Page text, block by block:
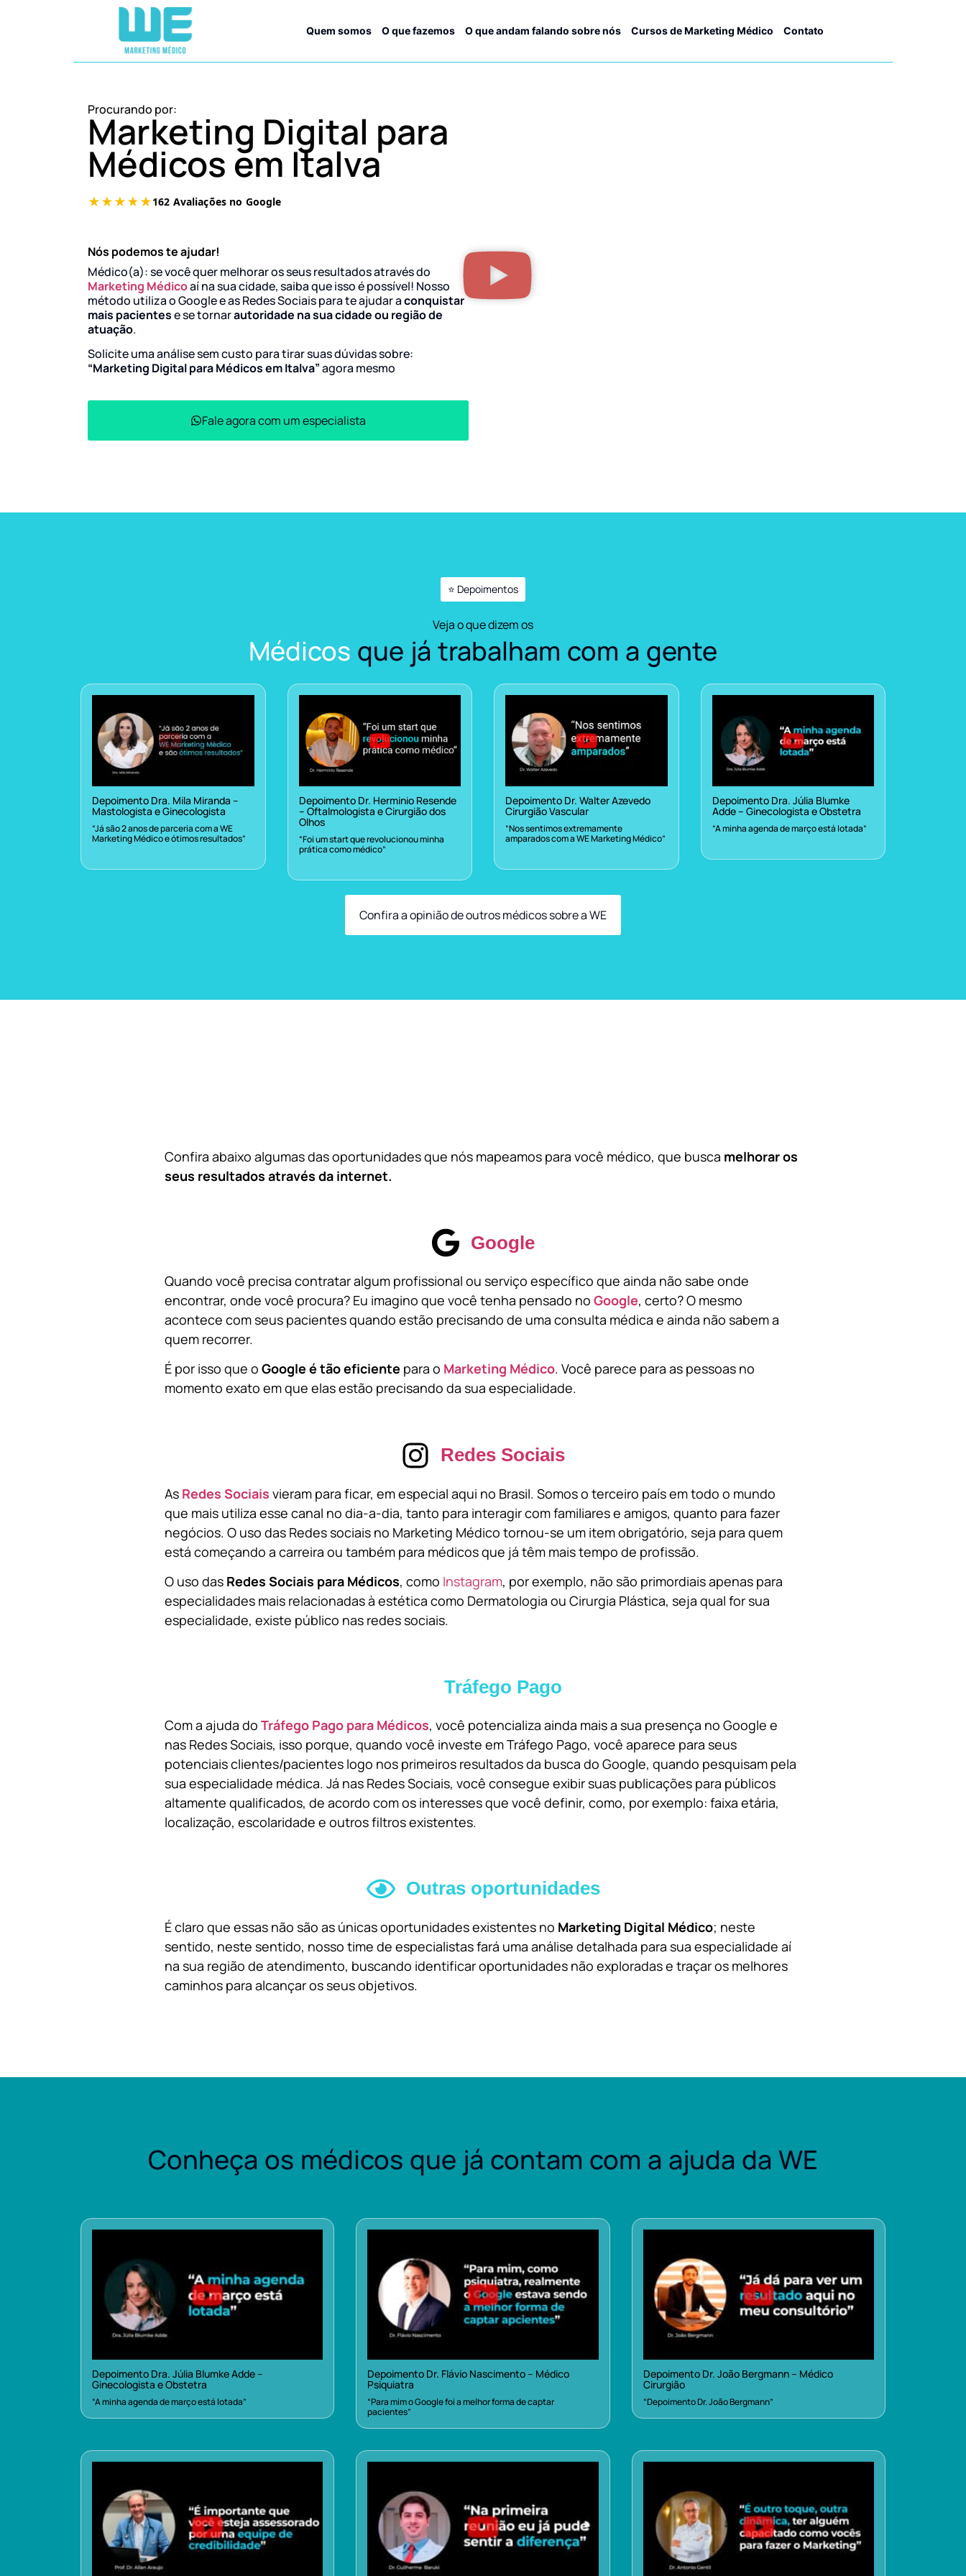
Quem somos O que fazemos O que andam falando sobre nós Cursos de Marketing Médico Contato
Procurando por:
Marketing Digital para
Médicos em Italva
Nós podemos te ajudar!
Médico(a): se você quer melhorar os seus resultados através do
Marketing Médicoaí na sua cidade, saiba que isso é possível! Nosso
método utiliza o Google e as Redes Sociais para te ajudar aconquistar
mais pacientese se tornarautoridade na sua cidade ou região de
atuação.
Solicite uma análise sem custo para tirar suas dúvidas sobre:
“Marketing Digital para Médicos em Italva”agora mesmo
Fale agora com um especialista
⭐ Depoimentos
Veja o que dizem os
Médicos que já trabalham com a gente
Depoimento Dra. Mila Miranda –
Mastologista e Ginecologista
“Já são 2 anos de parceria com a WE
Marketing Médico e ótimos resultados”
Depoimento Dr. Herminio Resende
– Oftalmologista e Cirurgião dos
Olhos
“Foi um start que revolucionou minha
prática como médico”
Depoimento Dr. Walter Azevedo
Cirurgião Vascular
“Nos sentimos extremamente
amparados com a WE Marketing Médico”
Depoimento Dra. Júlia Blumke
Adde – Ginecologista e Obstetra
“A minha agenda de março está lotada”
Confira a opinião de outros médicos sobre a WE
Confira abaixo algumas das oportunidades que nós mapeamos para você médico, que busca melhorar os
seus resultados através da internet.
Google
Quando você precisa contratar algum profissional ou serviço específico que ainda não sabe onde
encontrar, onde você procura? Eu imagino que você tenha pensado no Google, certo? O mesmo
acontece com seus pacientes quando estão precisando de uma consulta médica e ainda não sabem a
quem recorrer.
É por isso que o Google é tão eficiente para o Marketing Médico. Você parece para as pessoas no
momento exato em que elas estão precisando da sua especialidade.
Redes Sociais
As Redes Sociais vieram para ficar, em especial aqui no Brasil. Somos o terceiro país em todo o mundo
que mais utiliza esse canal no dia-a-dia, tanto para interagir com familiares e amigos, quanto para fazer
negócios. O uso das Redes sociais no Marketing Médico tornou-se um item obrigatório, seja para quem
está começando a carreira ou também para médicos que já têm mais tempo de profissão.
O uso das Redes Sociais para Médicos, como Instagram, por exemplo, não são primordiais apenas para
especialidades mais relacionadas à estética como Dermatologia ou Cirurgia Plástica, seja qual for sua
especialidade, existe público nas redes sociais.
Tráfego Pago
Com a ajuda do Tráfego Pago para Médicos, você potencializa ainda mais a sua presença no Google e
nas Redes Sociais, isso porque, quando você investe em Tráfego Pago, você aparece para seus
potenciais clientes/pacientes logo nos primeiros resultados da busca do Google, quando pesquisam pela
sua especialidade médica. Já nas Redes Sociais, você consegue exibir suas publicações para públicos
altamente qualificados, de acordo com os interesses que você definir, como, por exemplo: faixa etária,
localização, escolaridade e outros filtros existentes.
Outras oportunidades
É claro que essas não são as únicas oportunidades existentes no Marketing Digital Médico; neste
sentido, neste sentido, nosso time de especialistas fará uma análise detalhada para sua especialidade aí
na sua região de atendimento, buscando identificar oportunidades não exploradas e traçar os melhores
caminhos para alcançar os seus objetivos.
Conheça os médicos que já contam com a ajuda da WE
Depoimento Dra. Júlia Blumke Adde –
Ginecologista e Obstetra
“A minha agenda de março está lotada”
Depoimento Dr. Flávio Nascimento – Médico
Psiquiatra
“Para mim o Google foi a melhor forma de captar
pacientes”
Depoimento Dr. João Bergmann – Médico
Cirurgião
“Depoimento Dr. João Bergmann”